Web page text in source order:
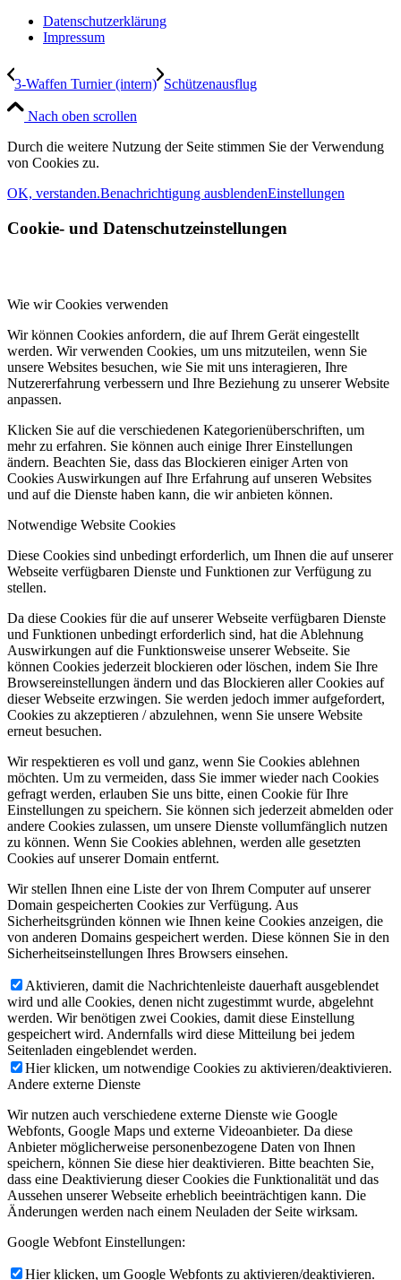
Datenschutzerklärung
Impressum
3-Waffen Turnier (intern) Schützenausflug
Nach oben scrollen
Durch die weitere Nutzung der Seite stimmen Sie der Verwendung
von Cookies zu.
OK, verstanden.Benachrichtigung ausblendenEinstellungen
Cookie- und Datenschutzeinstellungen
Wie wir Cookies verwenden
Wir können Cookies anfordern, die auf Ihrem Gerät eingestellt
werden. Wir verwenden Cookies, um uns mitzuteilen, wenn Sie
unsere Websites besuchen, wie Sie mit uns interagieren, Ihre
Nutzererfahrung verbessern und Ihre Beziehung zu unserer Website
anpassen.
Klicken Sie auf die verschiedenen Kategorienüberschriften, um
mehr zu erfahren. Sie können auch einige Ihrer Einstellungen
ändern. Beachten Sie, dass das Blockieren einiger Arten von
Cookies Auswirkungen auf Ihre Erfahrung auf unseren Websites
und auf die Dienste haben kann, die wir anbieten können.
Notwendige Website Cookies
Diese Cookies sind unbedingt erforderlich, um Ihnen die auf unserer
Webseite verfügbaren Dienste und Funktionen zur Verfügung zu
stellen.
Da diese Cookies für die auf unserer Webseite verfügbaren Dienste
und Funktionen unbedingt erforderlich sind, hat die Ablehnung
Auswirkungen auf die Funktionsweise unserer Webseite. Sie
können Cookies jederzeit blockieren oder löschen, indem Sie Ihre
Browsereinstellungen ändern und das Blockieren aller Cookies auf
dieser Webseite erzwingen. Sie werden jedoch immer aufgefordert,
Cookies zu akzeptieren / abzulehnen, wenn Sie unsere Website
erneut besuchen.
Wir respektieren es voll und ganz, wenn Sie Cookies ablehnen
möchten. Um zu vermeiden, dass Sie immer wieder nach Cookies
gefragt werden, erlauben Sie uns bitte, einen Cookie für Ihre
Einstellungen zu speichern. Sie können sich jederzeit abmelden oder
andere Cookies zulassen, um unsere Dienste vollumfänglich nutzen
zu können. Wenn Sie Cookies ablehnen, werden alle gesetzten
Cookies auf unserer Domain entfernt.
Wir stellen Ihnen eine Liste der von Ihrem Computer auf unserer
Domain gespeicherten Cookies zur Verfügung. Aus
Sicherheitsgründen können wie Ihnen keine Cookies anzeigen, die
von anderen Domains gespeichert werden. Diese können Sie in den
Sicherheitseinstellungen Ihres Browsers einsehen.
Aktivieren, damit die Nachrichtenleiste dauerhaft ausgeblendet
wird und alle Cookies, denen nicht zugestimmt wurde, abgelehnt
werden. Wir benötigen zwei Cookies, damit diese Einstellung
gespeichert wird. Andernfalls wird diese Mitteilung bei jedem
Seitenladen eingeblendet werden.
Hier klicken, um notwendige Cookies zu aktivieren/deaktivieren.
Andere externe Dienste
Wir nutzen auch verschiedene externe Dienste wie Google
Webfonts, Google Maps und externe Videoanbieter. Da diese
Anbieter möglicherweise personenbezogene Daten von Ihnen
speichern, können Sie diese hier deaktivieren. Bitte beachten Sie,
dass eine Deaktivierung dieser Cookies die Funktionalität und das
Aussehen unserer Webseite erheblich beeinträchtigen kann. Die
Änderungen werden nach einem Neuladen der Seite wirksam.
Google Webfont Einstellungen:
Hier klicken, um Google Webfonts zu aktivieren/deaktivieren.